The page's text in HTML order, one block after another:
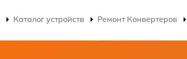
Каталог устройств Ремонт Конвертеров